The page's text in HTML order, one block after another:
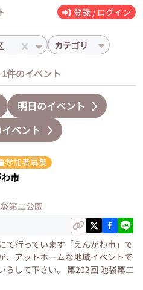
登録 / ログイン
カテゴリ
件のイベント
明日のイベント
ベント
参加者募集
市
第二公園
て行っています「えんがわ市」で
、アットホームな地域イベントで
らして下さい。 第202回 池袋第二